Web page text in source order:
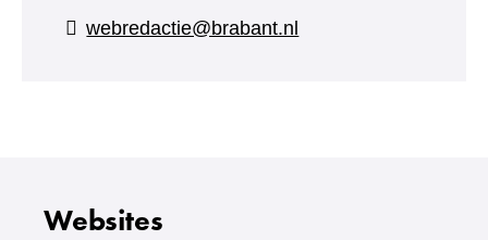
naar
webredactie@brabant.nl
Websites